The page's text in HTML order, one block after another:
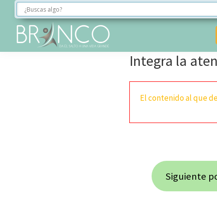
Saltar
navegación
Saltar
contenido
principal
Saltar
de BRINCO
Integra la
El contenido al que
Siguiente